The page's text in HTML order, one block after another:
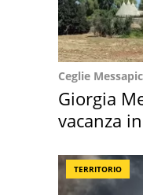
Ceglie
Giorgia
vacanza
TERRITORIO